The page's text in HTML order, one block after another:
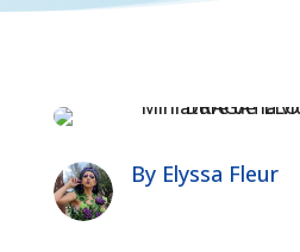
By Elyssa Fleur